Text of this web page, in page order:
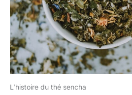
L’histoire du thé sencha